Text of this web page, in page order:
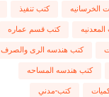
الخرسانيه كتب تنفيذ
كتب قسم عماره
كتب هندسه الرى والصرف
كتب هندسه المساحه
كتب-مدني